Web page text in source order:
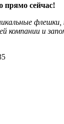
прямо сейчас!
флешки,
компании и